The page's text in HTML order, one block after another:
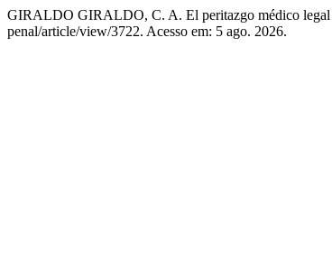
GIRALDO GIRALDO, C. A. El peritazgo médico legal
penal/article/view/3722. Acesso em: 5 ago. 2026.